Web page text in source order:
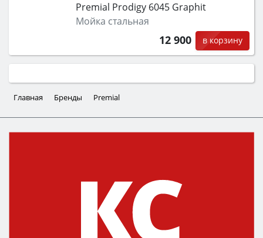
Premial Prodigy 6045 Graphit
Мойка стальная
12 900 в корзину
Главная Бренды Premial